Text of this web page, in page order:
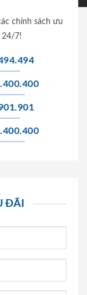
chính sách ưu
24/7!
ĐÃI